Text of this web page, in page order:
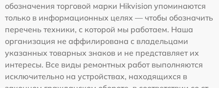
обозначения торговой марки Hikvision упоминаются
только в информационных целях — чтобы обозначить
перечень техники, с которой мы работаем. Наша
организация не аффилирована с владельцами
указанных товарных знаков и не представляет их
интересы. Все виды ремонтных работ выполняются
исключительно на устройствах, находящихся в